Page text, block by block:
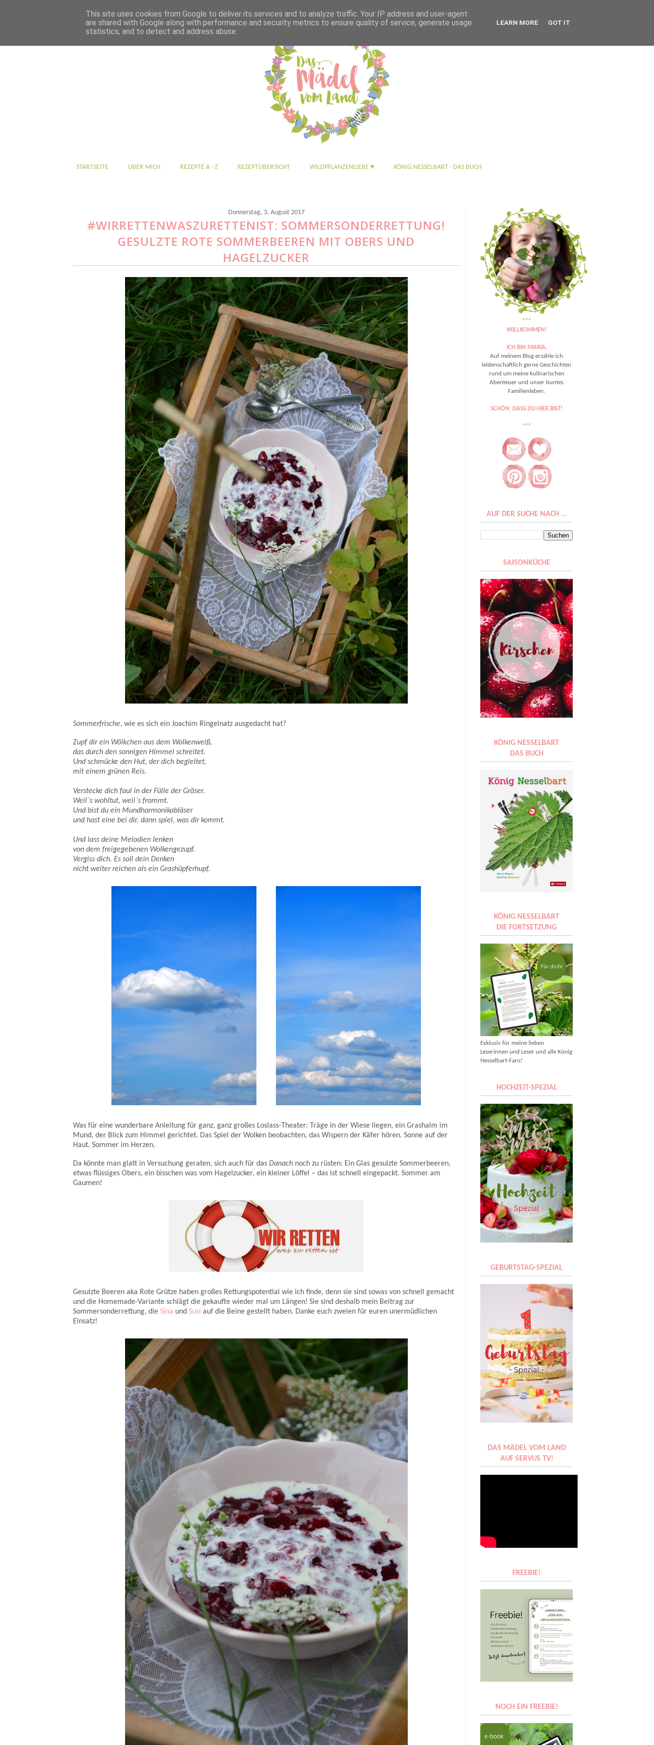
STARTSEITE ÜBER MICH REZEPTE A - Z REZEPTÜBERSICHT WILDPFLANZENLIEBE ♥ KÖNIG NESSELBART - DAS BUCH
Donnerstag, 3. August 2017
#WIRRETTENWASZURETTENIST: SOMMERSONDERRETTUNG!
GESULZTE ROTE SOMMERBEEREN MIT OBERS UND
HAGELZUCKER
Sommerfrische, wie es sich ein Joachim Ringelnatz ausgedacht hat?
Zupf dir ein Wölkchen aus dem Wolkenweiß,
das durch den sonnigen Himmel schreitet.
Und schmücke den Hut, der dich begleitet,
mit einem grünen Reis.
Verstecke dich faul in der Fülle der Gräser.
Weil`s wohltut, weil`s frommt.
Und bist du ein Mundharmonikabläser
und hast eine bei dir, dann spiel, was dir kommt.
Und lass deine Melodien lenken
von dem freigegebenen Wolkengezupf.
Vergiss dich. Es soll dein Denken
nicht weiter reichen als ein Grashüpferhupf.
Was für eine wunderbare Anleitung für ganz, ganz großes Loslass-Theater: Träge in der Wiese liegen, ein Grashalm im
Mund, der Blick zum Himmel gerichtet. Das Spiel der Wolken beobachten, das Wispern der Käfer hören. Sonne auf der
Haut. Sommer im Herzen.
Da könnte man glatt in Versuchung geraten, sich auch für dasDanach noch zu rüsten: Ein Glas gesulzte Sommerbeeren,
etwas flüssiges Obers, ein bisschen was vom Hagelzucker, ein kleiner Löffel – das ist schnell eingepackt. Sommer am
Gaumen!
Gesulzte Beeren aka Rote Grütze haben großes Rettungspotential wie ich finde, denn sie sind sowas von schnell gemacht
und die Homemade-Variante schlägt die gekaufte wieder mal um Längen! Sie sind deshalb mein Beitrag zur
Sommersonderrettung, dieSina undSusi auf die Beine gestellt haben. Danke euch zweien für euren unermüdlichen
Einsatz!
***
WILLKOMMEN!
ICH BIN MARIA.
Auf meinem Blog erzähle ich
leidenschaftlich gerne Geschichten
rund um meine kulinarischen
Abenteuer und unser buntes
Familienleben.
SCHÖN, DASS DU HIER BIST!
***
AUF DER SUCHE NACH ...
SAISONKÜCHE
KÖNIG NESSELBART
DAS BUCH
KÖNIG NESSELBART
DIE FORTSETZUNG
Exklusiv für meine lieben
Leserinnen und Leser und alle König
Nesselbart-Fans!
HOCHZEIT-SPEZIAL
GEBURTSTAG-SPEZIAL
DAS MÄDEL VOM LAND
AUF SERVUS TV!
FREEBIE!
NOCH EIN FREEBIE!
This site uses cookies from Google to deliver its services and to analyze traffic. Your IP address and user-agent
are shared with Google along with performance and security metrics to ensure quality of service, generate usage
statistics, and to detect and address abuse.
LEARN MORE GOT IT